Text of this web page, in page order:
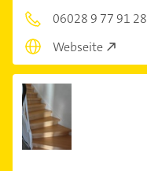
06028 9 77 91 28
Webseite